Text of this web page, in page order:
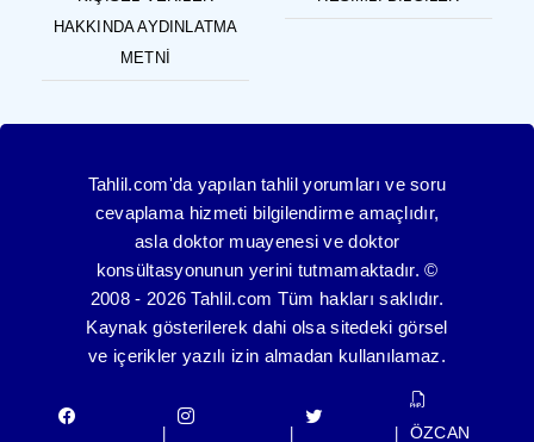
HAKKINDA AYDINLATMA
METNI
Tahlil.com'da yapılan tahlil yorumları ve soru
cevaplama hizmeti bilgilendirme amaçlıdır,
asla doktor muayenesi ve doktor
konsültasyonunun yerini tutmamaktadır. ©
2008 - 2026 Tahlil.com Tüm hakları saklıdır.
Kaynak gösterilerek dahi olsa sitedeki görsel
ve içerikler yazılı izin almadan kullanılamaz.
| | | ÖZCAN